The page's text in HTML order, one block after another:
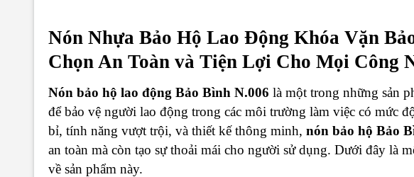
Nón Nhựa Bảo Hộ Lao Động Khóa Vặn
Chọn An Toàn và Tiện Lợi Cho Mọi Công
Nón bảo hộ lao động Bảo Bình N.006 là một trong những sản
để bảo vệ người lao động trong các môi trường làm việc có mức
bỉ, tính năng vượt trội, và thiết kế thông minh, nón bảo hộ Bảo
an toàn mà còn tạo sự thoải mái cho người sử dụng. Dưới đây là
về sản phẩm này.